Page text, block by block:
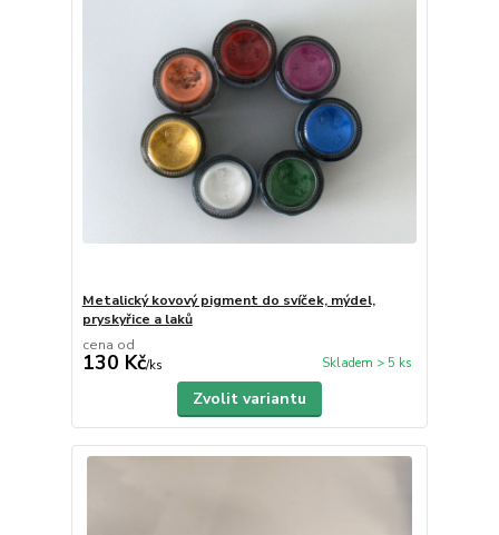
Metalický kovový pigment do svíček, mýdel,
pryskyřice a laků
cena od
130 Kč/ks Skladem > 5 ks
Zvolit variantu